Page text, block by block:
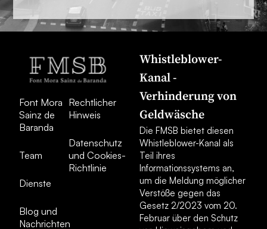
Font Mora
Sainz de
Baranda
Team
Dienste
Blog und
Nachrichten
Rechtlicher
Hinweis
Datenschutz
und Cookies-
Richtlinie
Whistleblower-
Kanal -
Verhinderung von
Geldwäsche
Die FMSB bietet diesen
Whistleblower-Kanal als
Teil ihres
Informationssystems an,
um die Meldung möglicher
Verstöße gegen das
Gesetz 2/2023 vom 20.
Februar über den Schutz